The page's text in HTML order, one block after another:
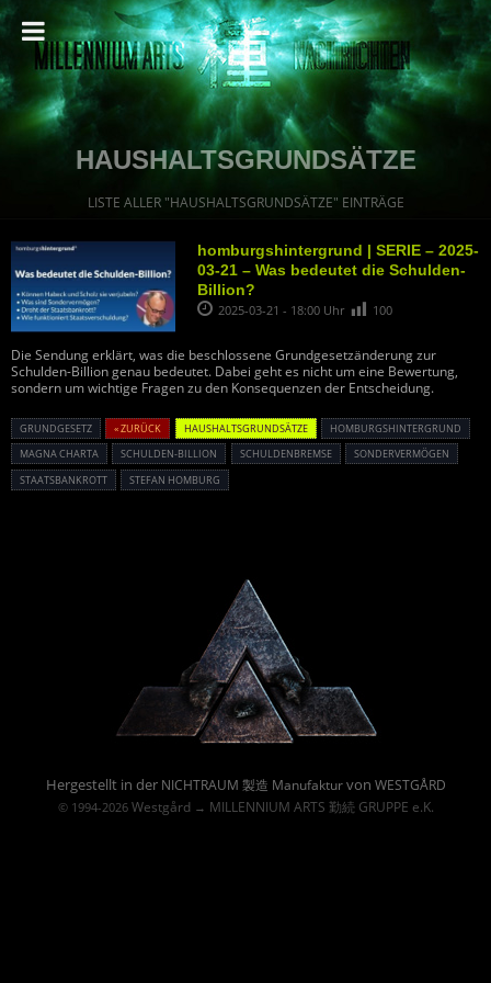
HAUSHALTSGRUNDSÄTZE
LISTE ALLER "HAUSHALTSGRUNDSÄTZE" EINTRÄGE
homburgshintergrund | SERIE – 2025-
03-21 – Was bedeutet die Schulden-
Billion?
2025-03-21 - 18:00 Uhr 100
Die Sendung erklärt, was die beschlossene Grundgesetzänderung zur
Schulden-Billion genau bedeutet. Dabei geht es nicht um eine Bewertung,
sondern um wichtige Fragen zu den Konsequenzen der Entscheidung.
GRUNDGESETZ « ZURÜCK HAUSHALTSGRUNDSÄTZE
HOMBURGSHINTERGRUND
MAGNA CHARTA
SCHULDEN-BILLION SCHULDENBREMSE
SONDERVERMÖGEN
STAATSBANKROTT
STEFAN HOMBURG
Hergestellt in der NICHTRAUM 製造 Manufakturvon WESTGÅRD
© 1994-2026 Westgård→ MILLENNIUM ARTS 勤続 GRUPPE e.K.
Powered By :